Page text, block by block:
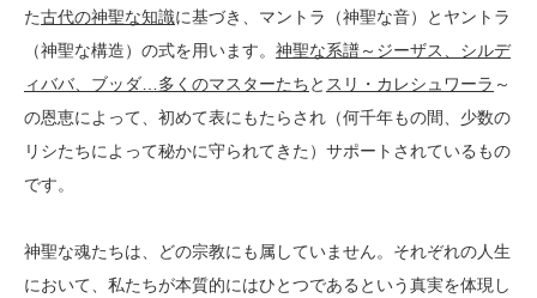
た古代の神聖な知識に基づき、マントラ（神聖な音）とヤントラ
（神聖な構造）の式を用います。 神聖な系譜～ジーザス、シルデ
ィババ、ブッダ…多くのマスターたちと スリ・カレシュワーラ ～
の恩恵によって、初めて表にもたらされ（何千年もの間、少数の
リシたちによって秘かに守られてきた）サポートされているもの
です。
神聖な魂たちは、どの宗教にも属していません。それぞれの人生
において、私たちが本質的にはひとつであるという真実を体現し